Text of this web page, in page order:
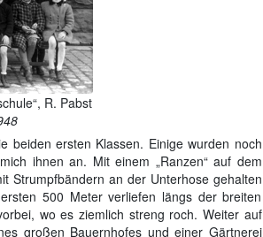
R. Pabst
beiden ersten Klassen. Einige wurden noch
ihnen an. Mit einem „Ranzen“ auf dem
Strumpfbändern an der Unterhose gehalten
500 Meter verliefen längs der breiten
wo es ziemlich streng roch. Weiter auf
großen Bauernhofes und einer Gärtnerei